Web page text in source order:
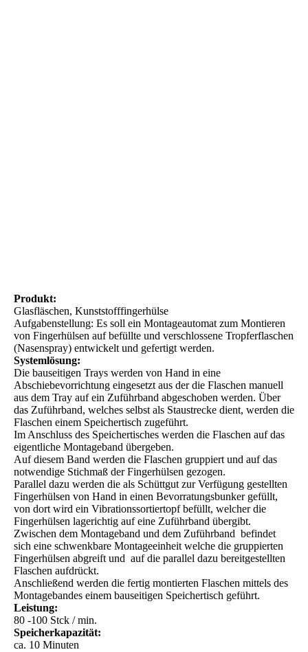
Produkt:
Glasfläschen, Kunststofffingerhülse
Aufgabenstellung: Es soll ein Montageautomat zum Montieren
von Fingerhülsen auf befüllte und verschlossene Tropferflaschen
(Nasenspray) entwickelt und gefertigt werden.
Systemlösung:
Die bauseitigen Trays werden von Hand in eine
Abschiebevorrichtung eingesetzt aus der die Flaschen manuell
aus dem Tray auf ein Zuführband abgeschoben werden. Über
das Zuführband, welches selbst als Staustrecke dient, werden die
Flaschen einem Speichertisch zugeführt.
Im Anschluss des Speichertisches werden die Flaschen auf das
eigentliche Montageband übergeben.
Auf diesem Band werden die Flaschen gruppiert und auf das
notwendige Stichmaß der Fingerhülsen gezogen.
Parallel dazu werden die als Schüttgut zur Verfügung gestellten
Fingerhülsen von Hand in einen Bevorratungsbunker gefüllt,
von dort wird ein Vibrationssortiertopf befüllt, welcher die
Fingerhülsen lagerichtig auf eine Zuführband übergibt.
Zwischen dem Montageband und dem Zuführband befindet
sich eine schwenkbare Montageeinheit welche die gruppierten
Fingerhülsen abgreift und auf die parallel dazu bereitgestellten
Flaschen aufdrückt.
Anschließend werden die fertig montierten Flaschen mittels des
Montagebandes einem bauseitigen Speichertisch geführt.
Leistung:
80 -100 Stck / min.
Speicherkapazität:
ca. 10 Minuten